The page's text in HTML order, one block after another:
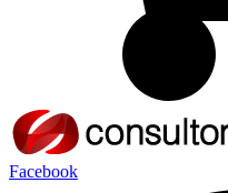
Facebook